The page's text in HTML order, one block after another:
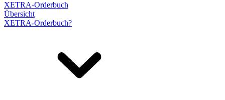
XETRA-Orderbuch
Übersicht
XETRA-Orderbuch?